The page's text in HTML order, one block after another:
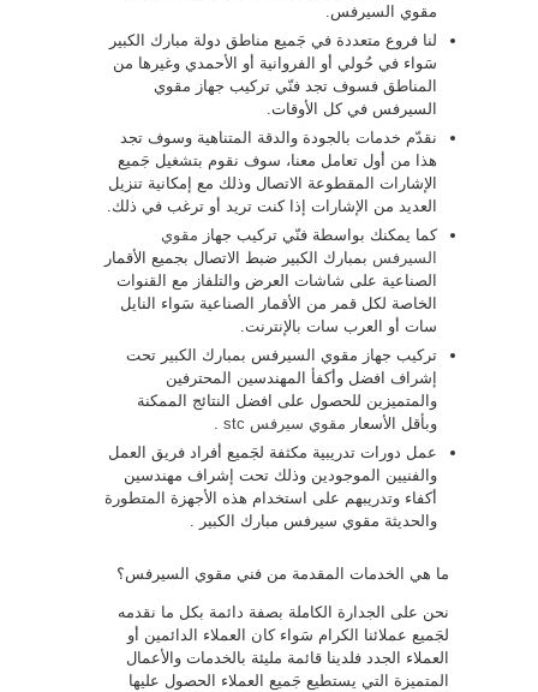
مقوي السيرفس.
لنا فروع متعددة في جَميع مناطق دولة مبارك الكبير
سَواء في حُولي أو الفروانية أو الأحمدي وغيرها من
المناطق فسوف تجد فنّي تركيب جهاز مقوي
السيرفس في كل الأوقات.
نقدّم خدمات بالجودة والدقة المتناهية وسوف تجد
هذا من أول تعامل معنا، سوف نقوم بتشغيل جَميع
الإشارات المقطوعة الاتصال وذلك مع إمكانية تنزيل
العديد من الإشارات إذا كنت تريد أو ترغب في ذلك.
كما يمكنك بواسطة فنّي تركيب جهاز مقوي
السيرفس بمبارك الكبير ضبط الاتصال بجميع الأقمار
الصناعية على شاشات العرض والتلفاز مع القنوات
الخاصة لكل قمر من الأقمار الصناعية سَواء النايل
سات أو العرب سات بالإنترنت.
تركيب جهاز مقوي السيرفس بمبارك الكبير تحت
إشراف افضل وأكفأ المهندسين المحترفين
والمتميزين للحصول على افضل النتائج الممكنة
وبأقل الأسعار مقوي سيرفس stc
.
عمل دورات تدريبية مكثفة لجَميع أفراد فريق العمل
والفنيين الموجودين وذلك تحت إشراف مهندسين
أكفاء وتدريبهم على استخدام هذه الأجهزة المتطورة
والحديثة مقوي سيرفس مبارك الكبير .
ما هي الخدمات المقدمة من فني مقوي السيرفس؟
نحن على الجدارة الكاملة بصفة دائمة بكل ما نقدمه
لجَميع عملائنا الكرام سَواء كان العملاء الدائمين أو
العملاء الجدد فلدينا قائمة مليئة بالخدمات والأعمال
المتميزة التي يستطيع جَميع العملاء الحصول عليها